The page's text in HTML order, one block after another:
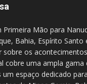
Mão para
Bahia, Espírito
os
cobre uma ampla
espaço dedicado